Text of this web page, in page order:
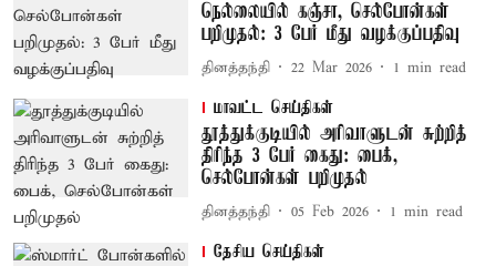
நெல்லையில் கஞ்சா, செல்போன்கள்
பறிமுதல்: 3 பேர் மீது வழக்குப்பதிவு
தினத்தந்தி 22 Mar 2026 1 min read
மாவட்ட செய்திகள்
தூத்துக்குடியில் அரிவாளுடன் சுற்றித்
திரிந்த 3 பேர் கைது: பைக்,
செல்போன்கள் பறிமுதல்
தினத்தந்தி 05 Feb 2026 1 min read
தேசிய செய்திகள்